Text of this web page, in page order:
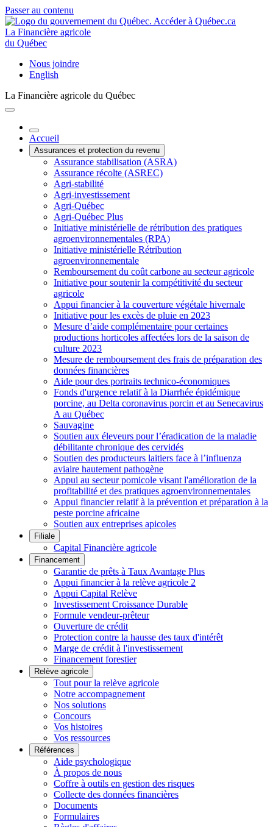
Passer au contenu
La Financière agricole
du Québec
Nous joindre
English
La Financière agricole du Québec
Accueil
Assurances et protection du revenu
Assurance stabilisation (ASRA)
Assurance récolte (ASREC)
Agri-stabilité
Agri-investissement
Agri-Québec
Agri-Québec Plus
Initiative ministérielle de rétribution des pratiques
agroenvironnementales (RPA)
Initiative ministérielle Rétribution
agroenvironnementale
Remboursement du coût carbone au secteur agricole
Initiative pour soutenir la compétitivité du secteur
agricole
Appui financier à la couverture végétale hivernale
Initiative pour les excès de pluie en 2023
Mesure d’aide complémentaire pour certaines
productions horticoles affectées lors de la saison de
culture 2023
Mesure de remboursement des frais de préparation des
données financières
Aide pour des portraits technico-économiques
Fonds d'urgence relatif à la Diarrhée épidémique
porcine, au Delta coronavirus porcin et au Senecavirus
A au Québec
Sauvagine
Soutien aux éleveurs pour l’éradication de la maladie
débilitante chronique des cervidés
Soutien des producteurs laitiers face à l’influenza
aviaire hautement pathogène
Appui au secteur pomicole visant l'amélioration de la
profitabilité et des pratiques agroenvironnementales
Appui financier relatif à la prévention et préparation à la
peste porcine africaine
Soutien aux entreprises apicoles
Filiale
Capital Financière agricole
Financement
Garantie de prêts à Taux Avantage Plus
Appui financier à la relève agricole 2
Appui Capital Relève
Investissement Croissance Durable
Formule vendeur-prêteur
Ouverture de crédit
Protection contre la hausse des taux d'intérêt
Marge de crédit à l'investissement
Financement forestier
Relève agricole
Tout pour la relève agricole
Notre accompagnement
Nos solutions
Concours
Vos histoires
Vos ressources
Références
Aide psychologique
À propos de nous
Coffre à outils en gestion des risques
Collecte des données financières
Documents
Formulaires